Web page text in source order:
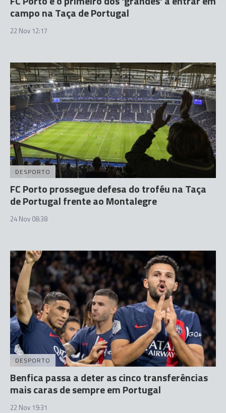
campo na Taça de Portugal
22 Nov 12:17
DESPORTO
FC Porto prossegue defesa do troféu na Taça
de Portugal frente ao Montalegre
24 Nov 08:38
DESPORTO
Benfica passa a deter as cinco transferências
mais caras de sempre em Portugal
22 Nov 19:31